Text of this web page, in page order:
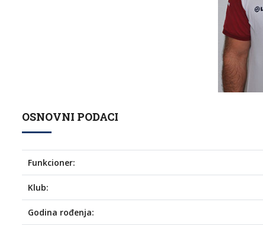
OSNOVNI PODACI
Funkcioner:
Klub:
Godina rođenja: